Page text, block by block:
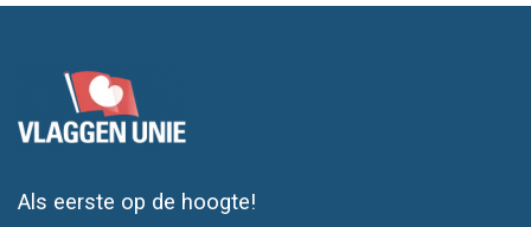
Als eerste op de hoogte!